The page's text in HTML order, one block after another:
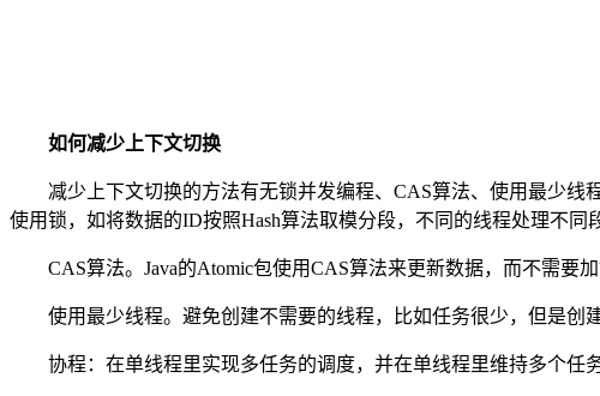
如何减少上下文切换
减少上下文切换的方法有无锁并发编程、CAS算法、使用最少线
使用锁，如将数据的ID按照Hash算法取模分段，不同的线程处理不同
CAS算法。Java的Atomic包使用CAS算法来更新数据，而不需要加
使用最少线程。避免创建不需要的线程，比如任务很少，但是创
协程：在单线程里实现多任务的调度，并在单线程里维持多个任务